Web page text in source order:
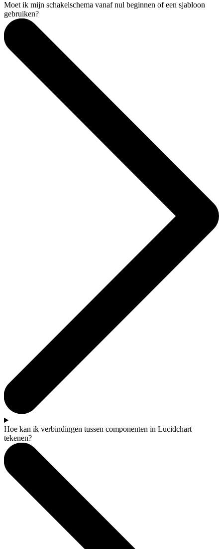
Moet ik mijn schakelschema vanaf nul beginnen of een sjabloon
gebruiken?
Hoe kan ik verbindingen tussen componenten in Lucidchart
tekenen?